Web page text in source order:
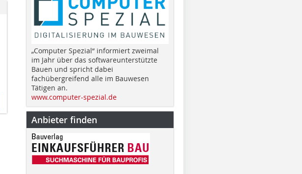
„Computer Spezial“ informiert zweimal
im Jahr über das softwareunterstützte
Bauen und spricht dabei
fachübergreifend alle im Bauwesen
Tätigen an.
www.computer-spezial.de
Anbieter finden